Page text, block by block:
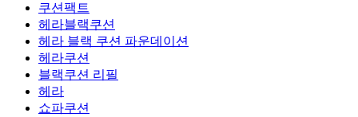
쿠션팩트
헤라블랙쿠션
헤라 블랙 쿠션 파운데이션
헤라쿠션
블랙쿠션 리필
헤라
쇼파쿠션